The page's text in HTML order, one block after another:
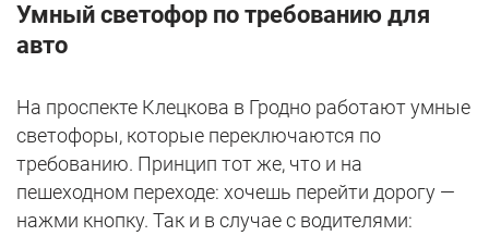
Умный светофор по требованию для
авто
На проспекте Клецкова в Гродно работают умные
светофоры, которые переключаются по
требованию. Принцип тот же, что и на
пешеходном переходе: хочешь перейти дорогу —
нажми кнопку. Так и в случае с водителями: